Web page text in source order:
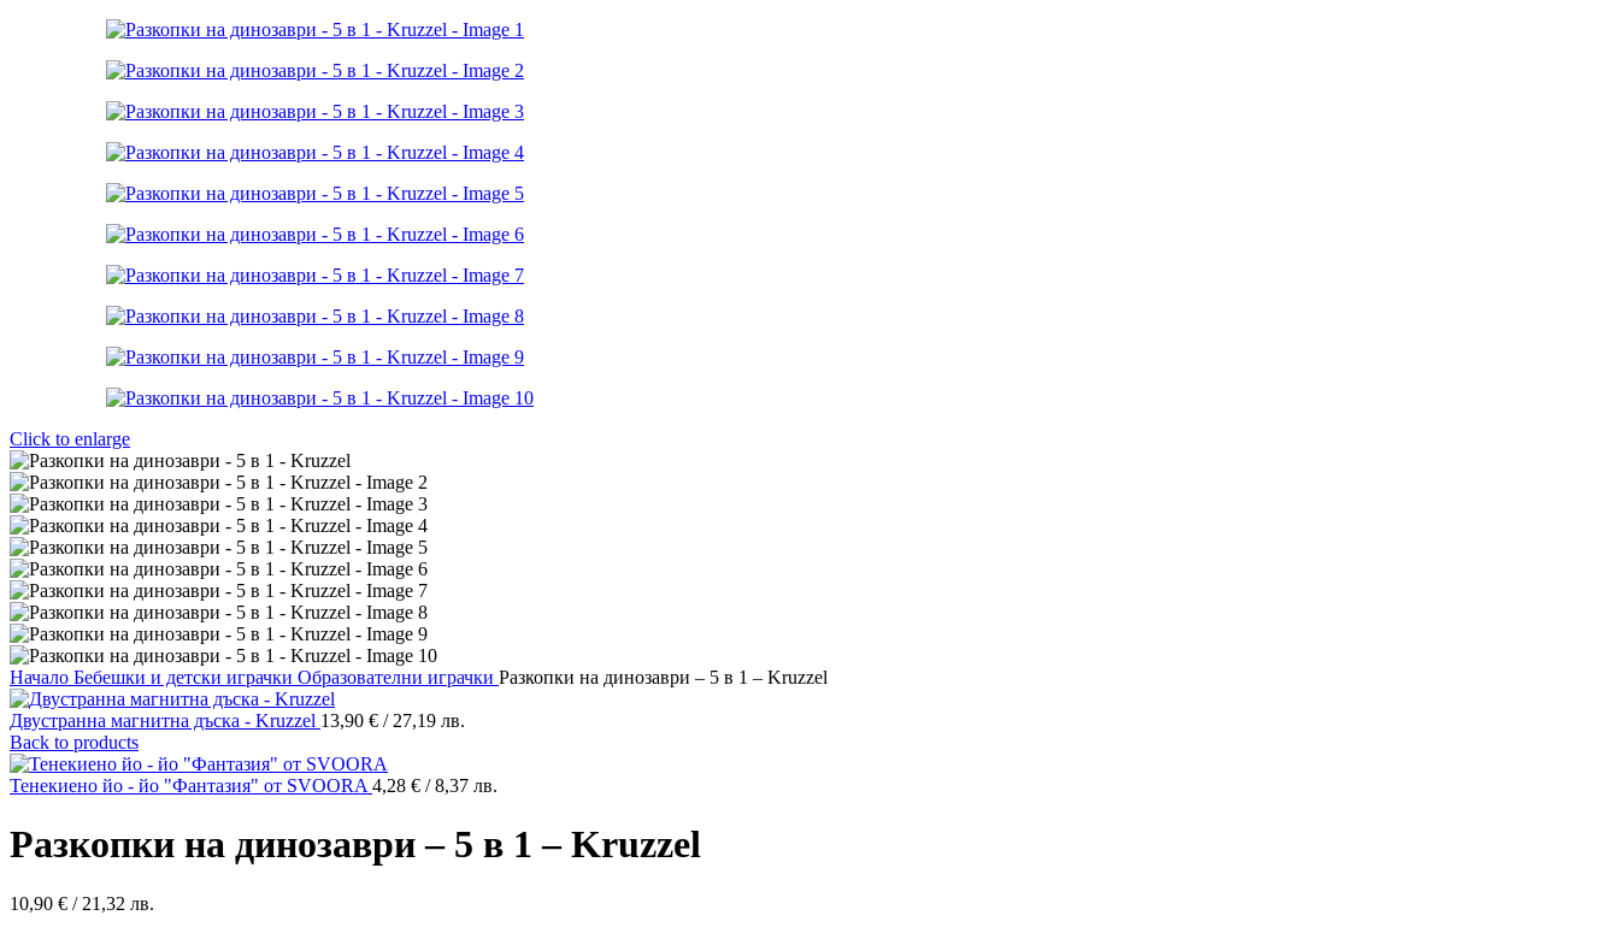
Click to enlarge
Начало Бебешки и детски играчки Образователни играчки Разкопки на динозаври – 5 в 1 – Kruzzel
Двустранна магнитна дъска - Kruzzel 13,90 € / 27,19 лв.
Back to products
Тенекиено йо - йо "Фантазия" от SVOORA 4,28 € / 8,37 лв.
Разкопки на динозаври – 5 в 1 – Kruzzel
10,90 € / 21,32 лв.